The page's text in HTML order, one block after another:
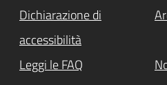
Dichiarazione di
accessibilità
Leggi le FAQ